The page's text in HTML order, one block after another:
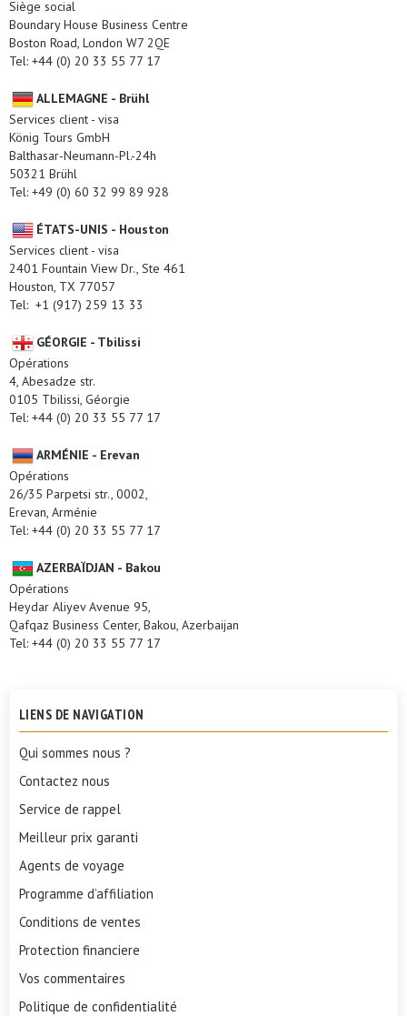
Siège social
Boundary House Business Centre
Boston Road, London W7 2QE
Tel: +44 (0) 20 33 55 77 17
ALLEMAGNE - Brühl
Services client - visa
König Tours GmbH
Balthasar-Neumann-Pl.-24h
50321 Brühl
Tel: +49 (0) 60 32 99 89 928
ÉTATS-UNIS - Houston
Services client - visa
2401 Fountain View Dr., Ste 461
Houston, TX 77057
Tel: +1 (917) 259 13 33
GÉORGIE - Tbilissi
Opérations
4, Abesadze str.
0105 Tbilissi, Géorgie
Tel: +44 (0) 20 33 55 77 17
ARMÉNIE - Erevan
Opérations
26/35 Parpetsi str., 0002,
Erevan, Arménie
Tel: +44 (0) 20 33 55 77 17
AZERBAÏDJAN - Bakou
Opérations
Heydar Aliyev Avenue 95,
Qafqaz Business Center, Bakou, Azerbaijan
Tel: +44 (0) 20 33 55 77 17
LIENS DE NAVIGATION
Qui sommes nous ?
Contactez nous
Service de rappel
Meilleur prix garanti
Agents de voyage
Programme d’affiliation
Conditions de ventes
Protection financiere
Vos commentaires
Politique de confidentialité